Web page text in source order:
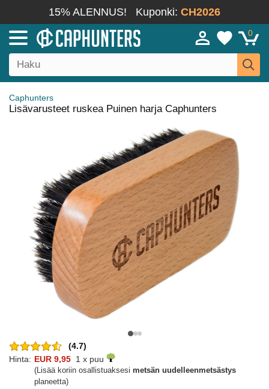
15% ALENNUS! Kuponki: CH2026
0
Caphunters
Lisävarusteet ruskea Puinen harja Caphunters
(4.7)
Hinta: EUR 9,95 1 x puu
(Lisää koriin osallistuaksesi metsän uudelleenmetsästys
planeetta)